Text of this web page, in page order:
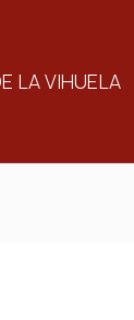
LA VIHUELA